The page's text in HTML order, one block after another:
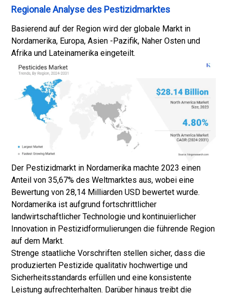
Regionale Analyse des Pestizidmarktes
Basierend auf der Region wird der globale Markt in
Nordamerika, Europa, Asien -Pazifik, Naher Osten und
Afrika und Lateinamerika eingeteilt.
Der Pestizidmarkt in Nordamerika machte 2023 einen
Anteil von 35,67% des Weltmarktes aus, wobei eine
Bewertung von 28,14 Milliarden USD bewertet wurde.
Nordamerika ist aufgrund fortschrittlicher
landwirtschaftlicher Technologie und kontinuierlicher
Innovation in Pestizidformulierungen die führende Region
auf dem Markt.
Strenge staatliche Vorschriften stellen sicher, dass die
produzierten Pestizide qualitativ hochwertige und
Sicherheitsstandards erfüllen und eine konsistente
Leistung aufrechterhalten. Darüber hinaus treibt die